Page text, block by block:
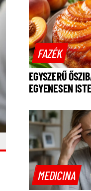
FAZÉK
EGYSZERŰ
EGYENESEN
MEDICINA